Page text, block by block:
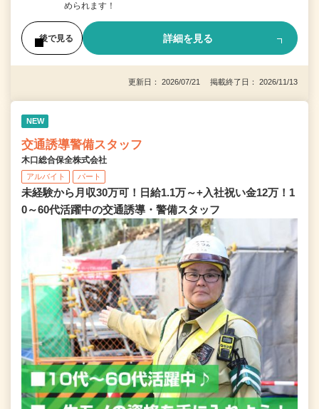
められます！
後で見る 詳細を見る
更新日： 2026/07/21 掲載終了日： 2026/11/13
NEW
交通誘導警備スタッフ
木口総合保全株式会社
アルバイト パート
未経験から月収30万可！日給1.1万～+入社祝い金12万！1
0～60代活躍中の交通誘導・警備スタッフ